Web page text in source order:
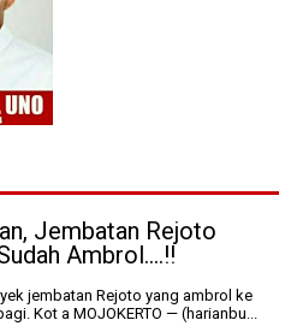
Jembatan Rejoto
Ambrol....!!
jembatan Rejoto yang ambrol ke
Kot a MOJOKERTO — (harianbu...